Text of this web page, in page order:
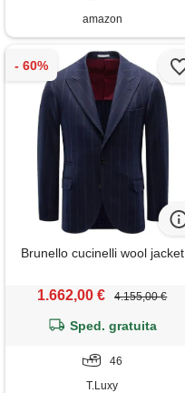
amazon
Brunello cucinelli wool jacket
1.662,00 € 4.155,00 €
Sped. gratuita
46
T.Luxy